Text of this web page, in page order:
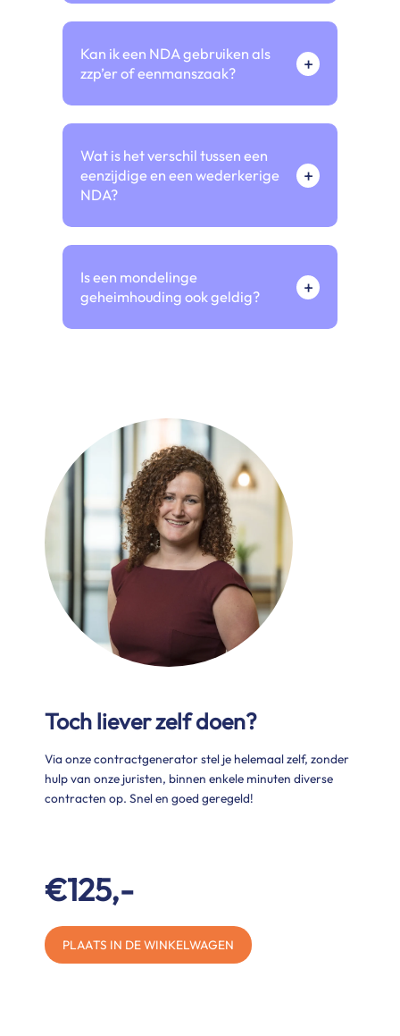
Kan ik een NDA gebruiken als
zzp’er of eenmanszaak?
+
Wat is het verschil tussen een
eenzijdige en een wederkerige
NDA?
+
Is een mondelinge
geheimhouding ook geldig?
+
Toch liever zelf doen?
Via onze contractgenerator stel je helemaal zelf, zonder
hulp van onze juristen, binnen enkele minuten diverse
contracten op. Snel en goed geregeld!
€125,-
PLAATS IN DE WINKELWAGEN